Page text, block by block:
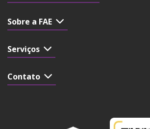
Sobre a FAE
Serviços
Contato